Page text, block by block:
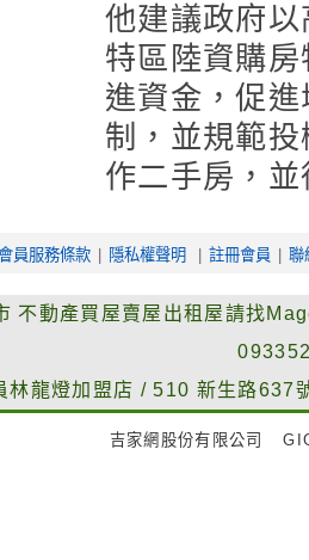
他建議政府
特區陸資購
進資金，促
制，並規範
作二手房，
員服務條款 隱私權聲明 註冊會員 聯
不動產買屋賣屋出租屋請找
林龍燈加盟店 /510 新生路637
吉家網股份有限公司